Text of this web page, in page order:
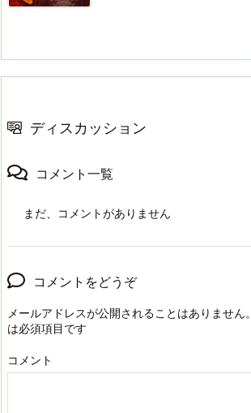
ディスカッション
コメント一覧
まだ、コメントがありません
コメントをどうぞ
メールアドレスが公開されることはありません。
は必須項目です
コメント